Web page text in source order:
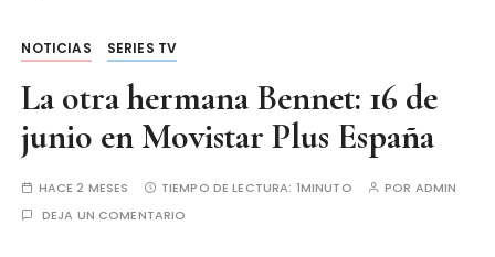
NOTICIAS SERIES TV
La otra hermana Bennet: 16 de
junio en Movistar Plus España
HACE 2 MESES TIEMPO DE LECTURA: 1MINUTO POR ADMIN
DEJA UN COMENTARIO